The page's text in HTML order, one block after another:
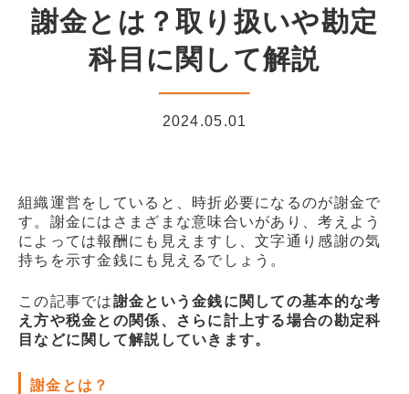
会社情報
お問い合わせ
ブログ
講師マイページ
謝金とは？取り扱いや勘定
科目に関して解説
2024.05.01
組織運営をしていると、時折必要になるのが謝金で
す。謝金にはさまざまな意味合いがあり、考えよう
によっては報酬にも見えますし、文字通り感謝の気
持ちを示す金銭にも見えるでしょう。
この記事では謝金という金銭に関しての基本的な考
え方や税金との関係、さらに計上する場合の勘定科
目などに関して解説していきます。
謝金とは？